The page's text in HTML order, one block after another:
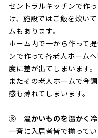
セントラルキッチンで作
け、施設ではご飯を炊い
ムもあります。
ホーム内で一から作って
ンで作って各老人ホーム
度に差が出てしまいます。
またその老人ホームで今
感も薄れてしまいます。
③ 温かいものを温かく冷
一斉に入居者皆で揃って